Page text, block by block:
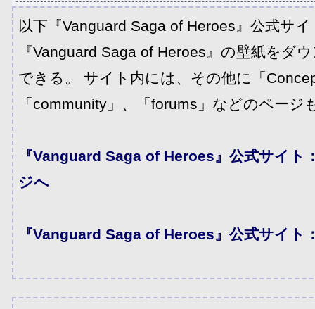
以下『Vanguard Saga of Heroes』公式サ
『Vanguard Saga of Heroes』の壁紙をダ
できる。 サイト内には、その他に「
「community」、「forums」などのページ
『Vanguard Saga of Heroes』公式サイト
ジへ
『Vanguard Saga of Heroes』公式サイト